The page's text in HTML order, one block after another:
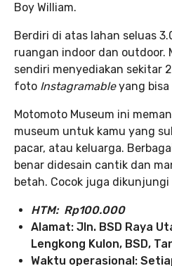
Boy William.
Berdiri di atas lahan seluas
ruangan indoor dan outdoor.
sendiri menyediakan sekitar
foto Instagramableyang bisa
Motomoto Museum ini
museum untuk kamu yang
pacar, atau keluarga.
benar didesain cantik dan
betah. Cocok juga dikunjungi
HTM: Rp100.000
Alamat: Jln. BSD Raya
Lengkong Kulon, BSD,
Waktu operasional: